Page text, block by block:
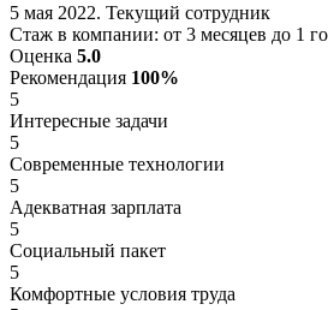
5 мая 2022. Текущий сотрудник
Стаж в компании: от 3 месяцев до 1
Оценка 5.0
Рекомендация 100%
5
Интересные задачи
5
Современные технологии
5
Адекватная зарплата
5
Социальный пакет
5
Комфортные условия труда